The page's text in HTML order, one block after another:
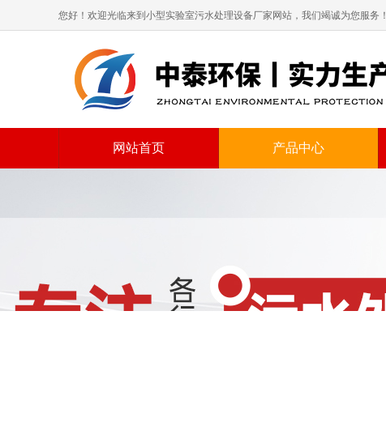
您好！欢迎光临来到小型实验室污水处理设备厂家网站，我们竭诚为您服务！
网站首页 产品中心